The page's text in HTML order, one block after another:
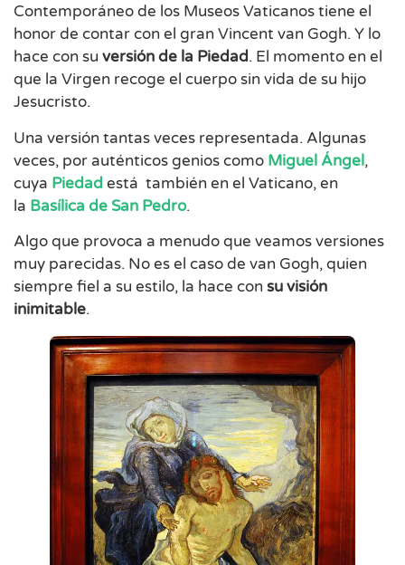
Contemporáneo de los Museos Vaticanos tiene el
honor de contar con el gran Vincent van Gogh. Y lo
hace con su versión de la Piedad. El momento en el
que la Virgen recoge el cuerpo sin vida de su hijo
Jesucristo.
Una versión tantas veces representada. Algunas
veces, por auténticos genios como Miguel Ángel,
cuya Piedad está también en el Vaticano, en
la Basílica de San Pedro.
Algo que provoca a menudo que veamos versiones
muy parecidas. No es el caso de van Gogh, quien
siempre fiel a su estilo, la hace con su visión
inimitable.